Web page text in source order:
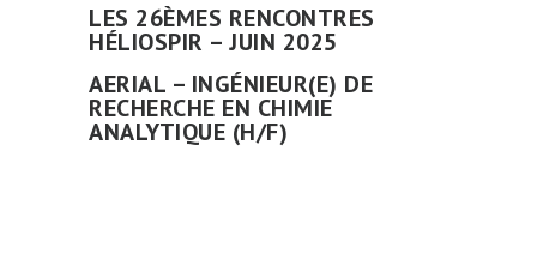
LES 26ÈMES RENCONTRES
HÉLIOSPIR – JUIN 2025
AERIAL – INGÉNIEUR(E) DE
RECHERCHE EN CHIMIE
ANALYTIQUE (H/F)